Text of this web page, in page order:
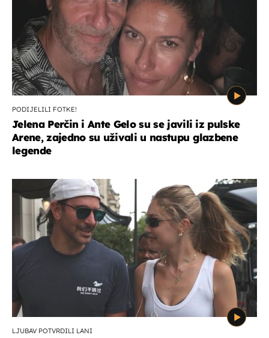
PODIJELILI FOTKE!
Jelena Perčin i Ante Gelo su se javili iz pulske
Arene, zajedno su uživali u nastupu glazbene
legende
LJUBAV POTVRDILI LANI